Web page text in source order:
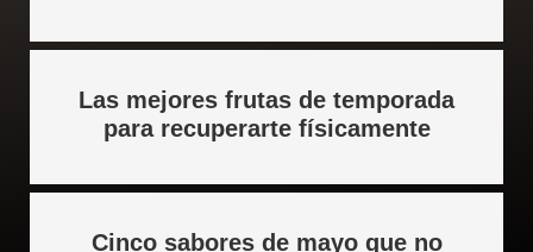
Las mejores frutas de temporada
para recuperarte físicamente
Cinco sabores de mayo que no